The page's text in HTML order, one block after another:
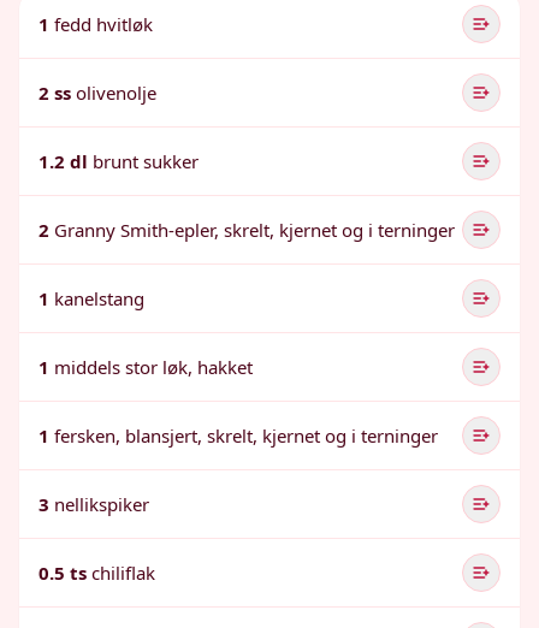
1 fedd hvitløk
2 ss olivenolje
1.2 dl brunt sukker
2 Granny Smith-epler, skrelt, kjernet og i terninger
1 kanelstang
1 middels stor løk, hakket
1 fersken, blansjert, skrelt, kjernet og i terninger
3 nellikspiker
0.5 ts chiliflak